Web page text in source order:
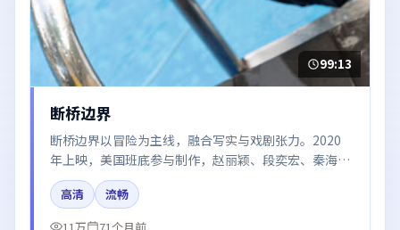
99:13
断桥边界
断桥边界以冒险为主线，融合写实与戏剧张力。2020
年上映，美国班底参与制作，赵丽颖、段奕宏、秦海
璐、河正宇在片中呈现细腻表演，影像风格统一，配乐
与剪辑强化了情绪曲线。
高清
流畅